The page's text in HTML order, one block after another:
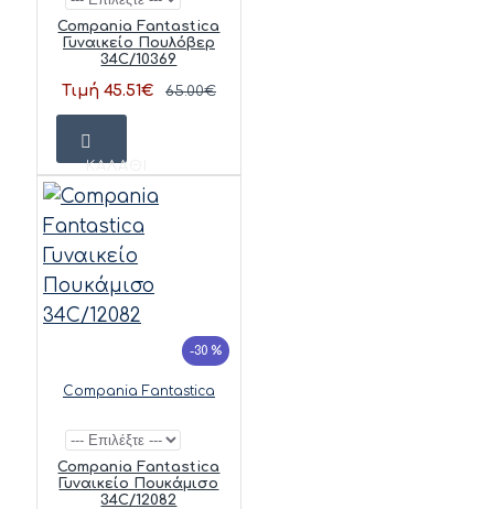
Compania Fantastica
Γυναικείο Πουλόβερ
34C/10369
Τιμή 45.51€ 65.00€
ΚΑΛΆΘΙ
-30 %
Compania Fantastica
Compania Fantastica
Γυναικείο Πουκάμισο
34C/12082